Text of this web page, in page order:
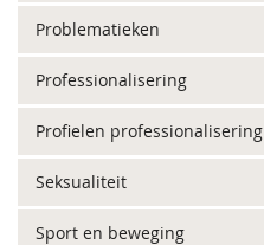
Problematieken
Professionalisering
Profielen professionalisering
Seksualiteit
Sport en beweging